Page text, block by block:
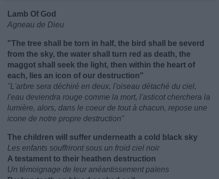
Lamb Of God
Agneau de Dieu
"The tree shall be torn in half, the bird shall be severd
from the sky, the water shall turn red as death, the
maggot shall seek the light, then within the heart of
each, lies an icon of our destruction"
"L'arbre sera déchiré en deux, l'oiseau détaché du ciel,
l'eau deviendra rouge comme la mort, l'asticot cherchera la
lumière, alors, dans le coeur de tout à chacun, repose une
icone de notre propre destruction"
The children will suffer underneath a cold black sky
Les enfants souffriront sous un froid ciel noir
A testament to their heathen destruction
Un témoignage de leur anéantissement païens